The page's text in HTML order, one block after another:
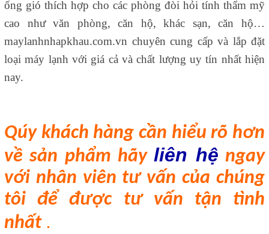
ống gió thích hợp cho các phòng đòi hỏi tính thẩm mỹ
cao như văn phòng, căn hộ, khác sạn, căn hộ…
maylanhnhapkhau.com.vn chuyên cung cấp và lắp đặt
loại máy lạnh với giá cả và chất lượng uy tín nhất hiện
nay.
Qúy khách hàngcần hiểu rõ hơn
về sản phẩm hãyliên hệ ngay
với nhân viên tư vấn của chúng
tôi để được tư vấn tận tình
nhất .